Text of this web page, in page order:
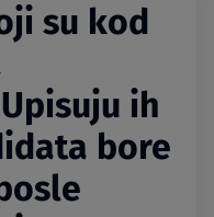
su kod
ih
bore